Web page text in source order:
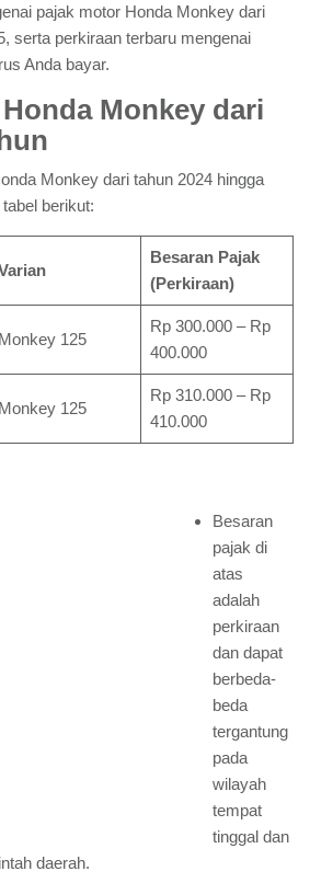
pajak motor Honda Monkey dari
serta perkiraan terbaru mengenai
Anda bayar.
Monkey dari
Monkey dari tahun 2024 hingga
berikut:
Besaran Pajak
(Perkiraan)
Monkey 125
Rp 300.000 – Rp
400.000
Monkey 125
Rp 310.000 – Rp
410.000
Besaran
pajak di
atas
adalah
perkiraan
dan dapat
berbeda-
beda
tergantung
pada
wilayah
tempat
tinggal dan
daerah.